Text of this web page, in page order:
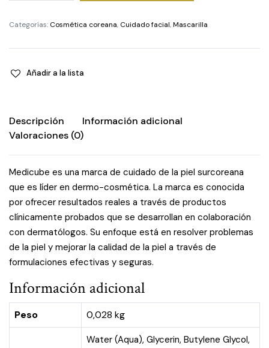
Mask
Categorías: Cosmética coreana, Cuidado facial,Mascarilla
Añadir a la lista
Descripción
Información adicional
Valoraciones (0)
Medicube es una marca de cuidado de la piel surcoreana
que es líder en dermo-cosmética. La marca es conocida
por ofrecer resultados reales a través de productos
clínicamente probados que se desarrollan en colaboración
con dermatólogos. Su enfoque está en resolver problemas
de la piel y mejorar la calidad de la piel a través de
formulaciones efectivas y seguras.
Información adicional
Peso 0,028 kg
Water (Aqua), Glycerin, Butylene Glycol,